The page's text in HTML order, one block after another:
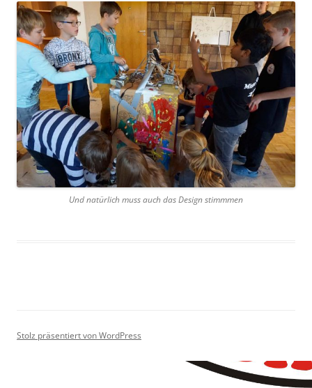
Und natürlich muss auch das Design stimmmen
Stolz präsentiert von WordPress